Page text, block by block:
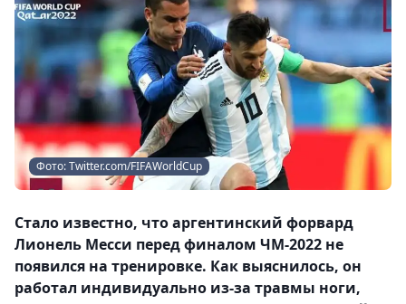
Фото: Twitter.com/FIFAWorldCup
Стало известно, что аргентинский форвард
Лионель Месси перед финалом ЧМ-2022 не
появился на тренировке. Как выяснилось, он
работал индивидуально из-за травмы ноги,